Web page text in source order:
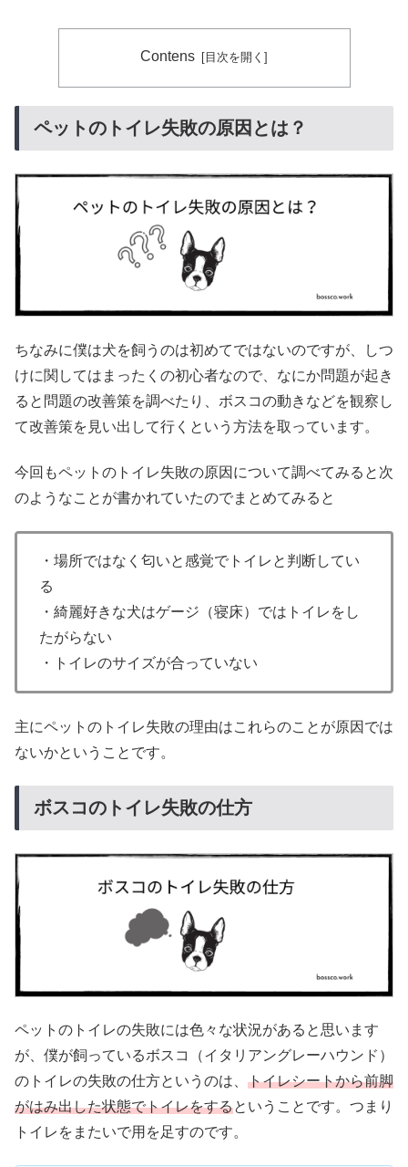
Contens
ペットのトイレ失敗の原因とは？
ちなみに僕は犬を飼うのは初めてではないのですが、しつ
けに関してはまったくの初心者なので、なにか問題が起き
ると問題の改善策を調べたり、ボスコの動きなどを観察し
て改善策を見い出して行くという方法を取っています。
今回もペットのトイレ失敗の原因について調べてみると次
のようなことが書かれていたのでまとめてみると
・場所ではなく匂いと感覚でトイレと判断してい
る
・綺麗好きな犬はゲージ（寝床）ではトイレをし
たがらない
・トイレのサイズが合っていない
主にペットのトイレ失敗の理由はこれらのことが原因では
ないかということです。
ボスコのトイレ失敗の仕方
ペットのトイレの失敗には色々な状況があると思います
が、僕が飼っているボスコ（イタリアングレーハウンド）
のトイレの失敗の仕方というのは、 トイレシートから前脚
がはみ出した状態でトイレをするということです。つまり
トイレをまたいで用を足すのです。